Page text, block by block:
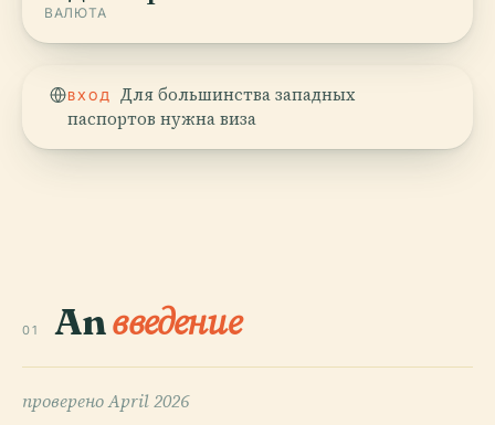
ВАЛЮТА
ВХОД
Для большинства западных
паспортов нужна виза
01 Anвведение
провереноApril 2026